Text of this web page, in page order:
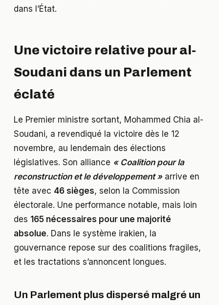
dans l’État.
Une victoire relative pour al-
Soudani dans un Parlement
éclaté
Le Premier ministre sortant, Mohammed Chia al-
Soudani, a revendiqué la victoire dès le 12
novembre, au lendemain des élections
législatives. Son alliance « Coalition pour la
reconstruction et le développement » arrive en
tête avec 46 sièges, selon la Commission
électorale. Une performance notable, mais loin
des 165 nécessaires pour une majorité
absolue. Dans le système irakien, la
gouvernance repose sur des coalitions fragiles,
et les tractations s’annoncent longues.
Un Parlement plus dispersé malgré un